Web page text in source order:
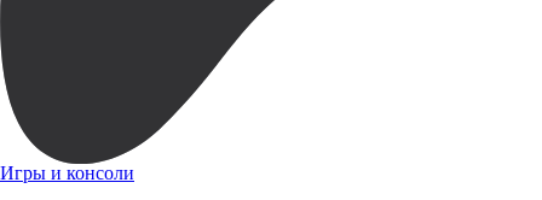
Игры и консоли